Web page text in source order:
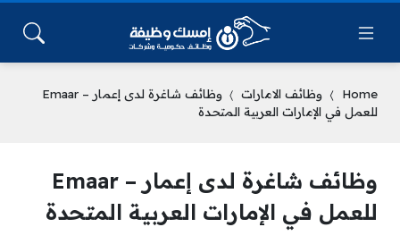
Home وظائف الامارات
وظائف شاغرة لدى إعمار – Emaar
للعمل في الإمارات العربية المتحدة
وظائف شاغرة لدى إعمار – Emaar
للعمل في الإمارات العربية المتحدة